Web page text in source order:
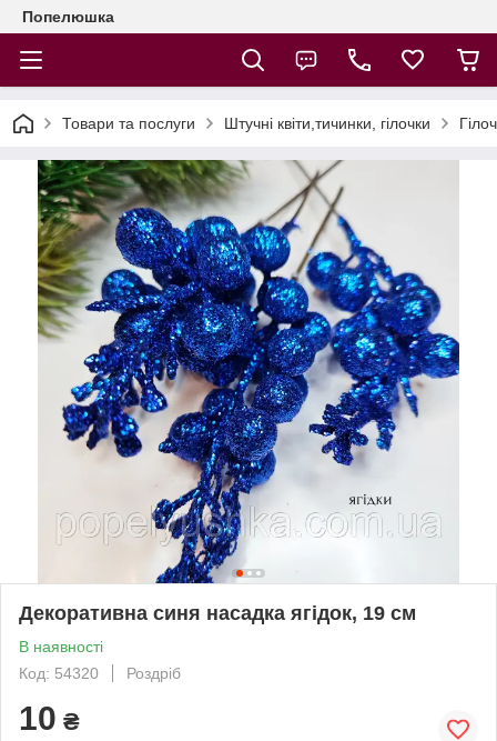
Попелюшка
Товари та послуги Штучні квіти,тичинки, гілочки
Декоративна синя насадка ягідок, 19 см
В наявності
Код: 54320
Роздріб
10 ₴